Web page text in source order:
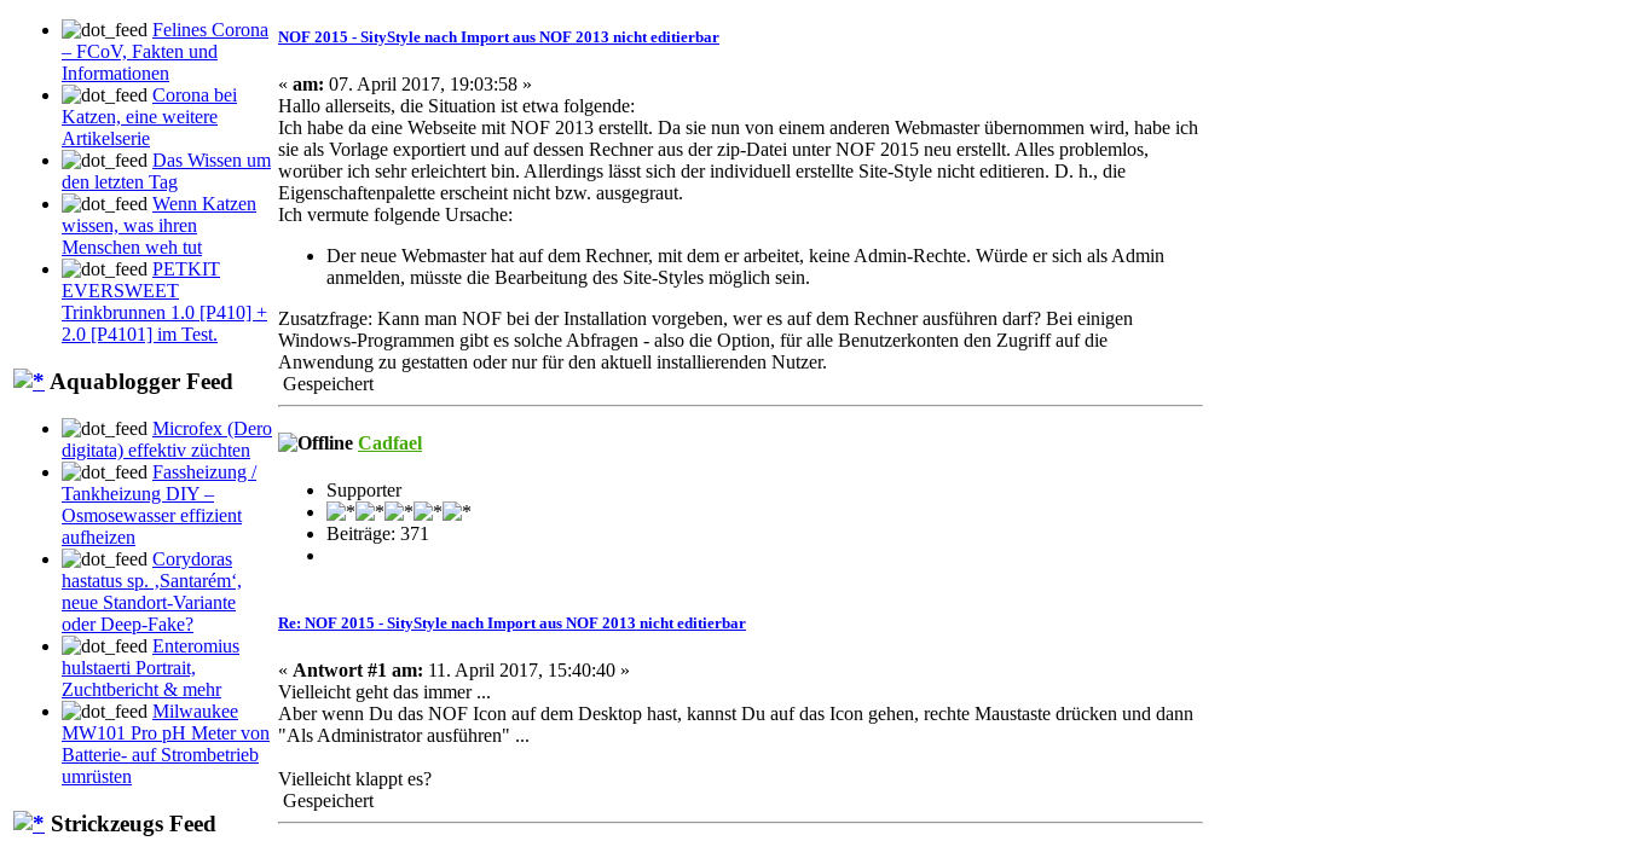
Felines Corona
– FCoV, Fakten und
Informationen
Corona bei
Katzen, eine weitere
Artikelserie
Das Wissen um
den letzten Tag
Wenn Katzen
wissen, was ihren
Menschen weh tut
PETKIT
EVERSWEET
Trinkbrunnen 1.0 [P410] +
2.0 [P4101] im Test.
Aquablogger Feed
Microfex (Dero
digitata) effektiv züchten
Fassheizung /
Tankheizung DIY –
Osmosewasser effizient
aufheizen
Corydoras
hastatus sp. ‚Santarém‘,
neue Standort-Variante
oder Deep-Fake?
Enteromius
hulstaerti Portrait,
Zuchtbericht & mehr
Milwaukee
MW101 Pro pH Meter von
Batterie- auf Strombetrieb
umrüsten
Strickzeugs Feed
NOF 2015 - SityStyle nach Import aus NOF 2013 nicht editierbar
« am: 07. April 2017, 19:03:58 »
Hallo allerseits, die Situation ist etwa folgende:
Ich habe da eine Webseite mit NOF 2013 erstellt. Da sie nun von einem anderen Webmaster übernommen wird, habe ich
sie als Vorlage exportiert und auf dessen Rechner aus der zip-Datei unter NOF 2015 neu erstellt. Alles problemlos,
worüber ich sehr erleichtert bin. Allerdings lässt sich der individuell erstellte Site-Style nicht editieren. D. h., die
Eigenschaftenpalette erscheint nicht bzw. ausgegraut.
Ich vermute folgende Ursache:
Der neue Webmaster hat auf dem Rechner, mit dem er arbeitet, keine Admin-Rechte. Würde er sich als Admin
anmelden, müsste die Bearbeitung des Site-Styles möglich sein.
Zusatzfrage: Kann man NOF bei der Installation vorgeben, wer es auf dem Rechner ausführen darf? Bei einigen
Windows-Programmen gibt es solche Abfragen - also die Option, für alle Benutzerkonten den Zugriff auf die
Anwendung zu gestatten oder nur für den aktuell installierenden Nutzer.
Gespeichert
Cadfael
Supporter
Beiträge: 371
Re: NOF 2015 - SityStyle nach Import aus NOF 2013 nicht editierbar
« Antwort #1 am: 11. April 2017, 15:40:40 »
Vielleicht geht das immer ...
Aber wenn Du das NOF Icon auf dem Desktop hast, kannst Du auf das Icon gehen, rechte Maustaste drücken und dann
"Als Administrator ausführen" ...
Vielleicht klappt es?
Gespeichert